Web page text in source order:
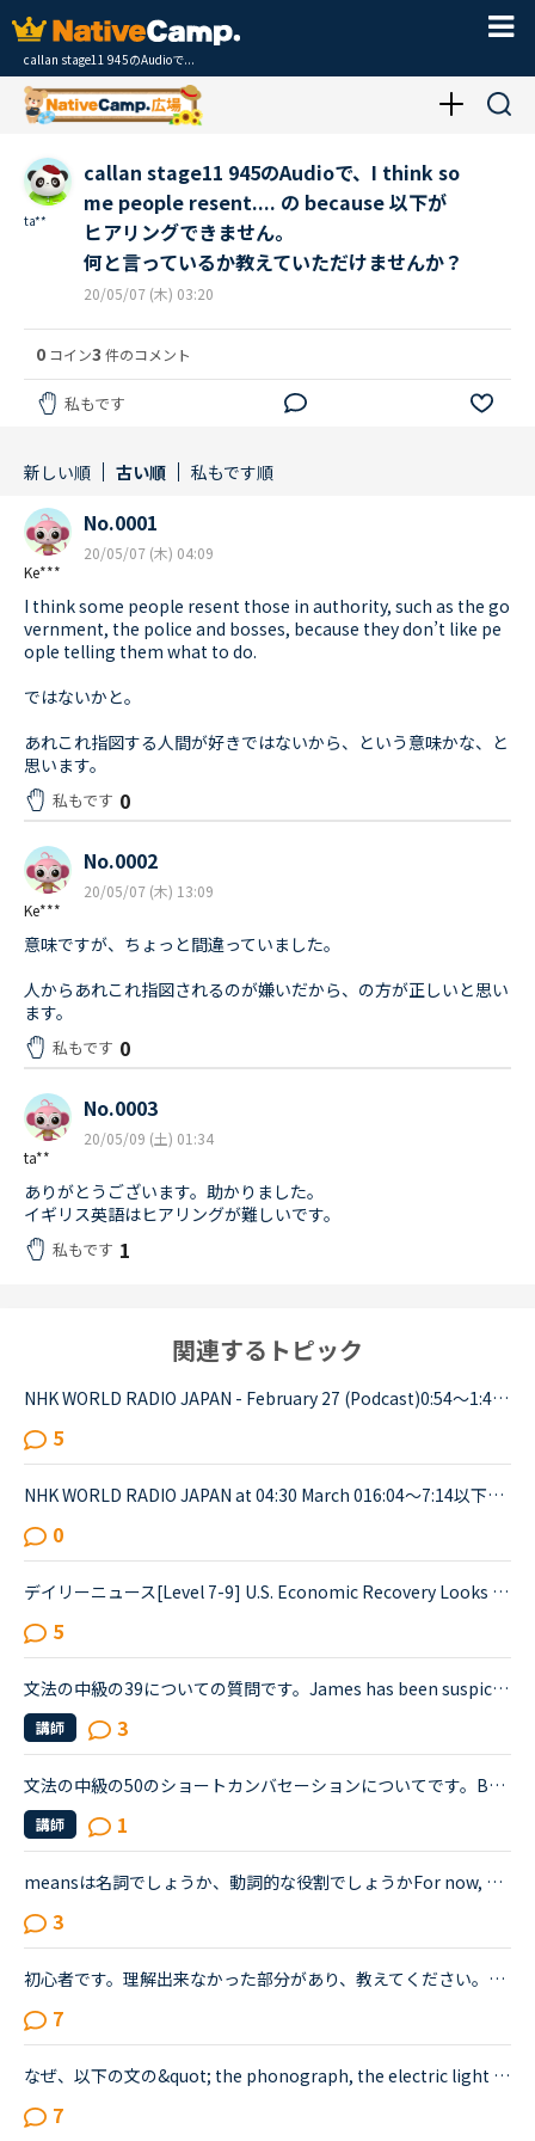
callan stage11 945のAudioで...
ta**
callan stage11 945のAudioで、I think so
me people resent.... の because 以下が
ヒアリングできません。
何と言っているか教えていただけませんか？
20/05/07 (木) 03:20
0 コイン3 件のコメント
私もです
新しい順 古い順 私もです順
Ke***
No.0001
20/05/07 (木) 04:09
I think some people resent those in authority, such as the go
vernment, the police and bosses, because they don’t like pe
ople telling them what to do.
ではないかと。
あれこれ指図する人間が好きではないから、という意味かな、と
思います。
私もです 0
Ke***
No.0002
20/05/07 (木) 13:09
意味ですが、ちょっと間違っていました。
人からあれこれ指図されるのが嫌いだから、の方が正しいと思い
ます。
私もです 0
ta**
No.0003
20/05/09 (土) 01:34
ありがとうございます。助かりました。
イギリス英語はヒアリングが難しいです。
私もです 1
関連するトピック
NHK WORLD RADIO JAPAN - February 27 (Podcast)0:54～1:49The Japanese government is studying additional measures to prop up the tourist industry and smaller businesses hit hard by the spread of a ne...
5
NHK WORLD RADIO JAPAN at 04:30 March 016:04～7:14以下が音声をディクテーションしたものでしたが、音源が削除されてしまったので、このトピック自体をスルーしてください。An international research team of ...
0
デイリーニュース[Level 7-9] U.S. Economic Recovery Looks Bleakの1つの文が訳せません。教えていただけると嬉しいです。Economists are downgrading their expectations for the strength of the economic rec...
5
文法の中級の39についての質問です。James has been suspicious about Andrew's strange behavior lately.James「 Frankly, I don't know why you are still going to that farm. You were only going there for ...
講師 3
文法の中級の50のショートカンバセーションについてです。Benjamin's son called him at his law firm while he was busy having a meeting. Benjamin &quot;What did my son say?&quot; Secretary &quot;He sai...
講師 1
meansは名詞でしょうか、動詞的な役割でしょうかFor now, a plastic screw top means the prototype can be used on existing production lines, and a plant-based coating is planned because the paper cannot...
3
初心者です。理解出来なかった部分があり、教えてください。James is asking Charlotte about Gabriella's birthday party. James When was Gabriella's birthday?Charlotte It was last weekend.James How was t...
7
なぜ、以下の文の&quot; the phonograph, the electric light bulb, alkaline storage batteries and the motion picture camera&quot;の中の&quot;alkaline storage batteries&quot;だけが、theのつかない複数で...
7